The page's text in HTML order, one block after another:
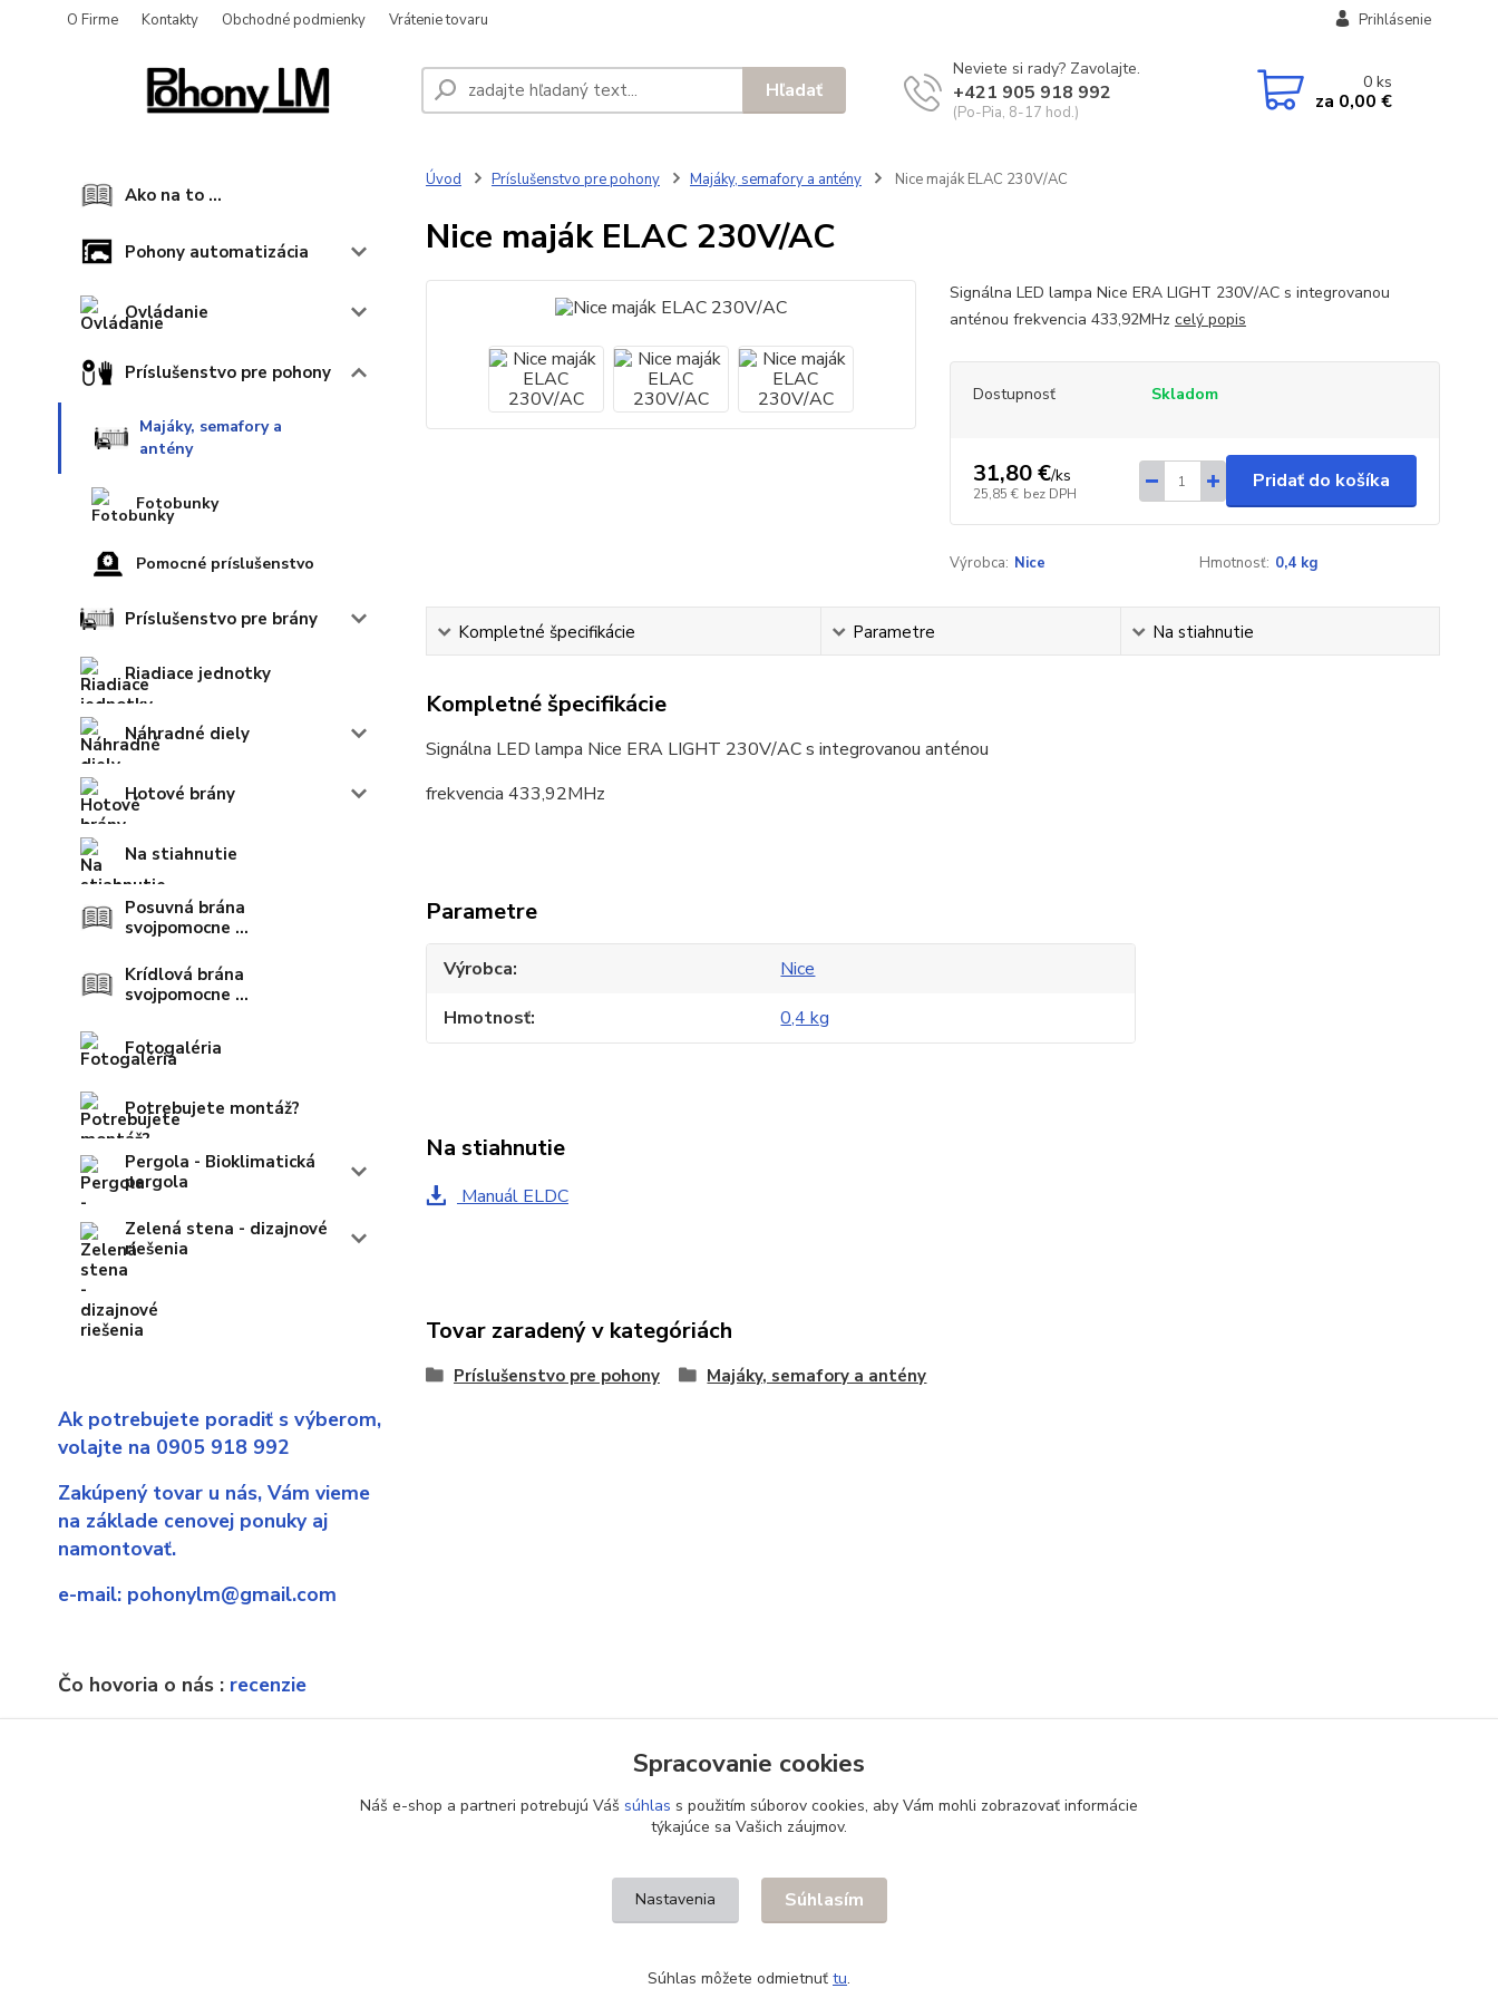
O Firme Kontakty Obchodné podmienky Vrátenie tovaru Prihlásenie
Hľadať
Neviete si rady? Zavolajte.
+421 905 918 992
(Po-Pia, 8-17 hod.)
0ks
za 0,00 €
Ako na to ...
Pohony automatizácia
Ovládanie
Príslušenstvo pre pohony
Majáky, semafory a
antény
Fotobunky
Pomocné príslušenstvo
Príslušenstvo pre brány
Riadiace jednotky
Náhradné diely
Hotové brány
Na stiahnutie
Posuvná brána
svojpomocne ...
Krídlová brána
svojpomocne ...
Fotogaléria
Potrebujete montáž?
Pergola - Bioklimatická
pergola
Zelená stena - dizajnové
riešenia
Ak potrebujete poradiť s výberom,
volajte na 0905 918 992
Zakúpený tovar u nás, Vám vieme
na základe cenovej ponuky aj
namontovať.
e-mail: pohonylm@gmail.com
Čo hovoria o nás : recenzie
Úvod Príslušenstvo pre pohony Majáky, semafory a antény Nice maják ELAC 230V/AC
Nice maják ELAC 230V/AC
Signálna LED lampa Nice ERA LIGHT 230V/AC s integrovanou
anténou frekvencia 433,92MHz celý popis
Dostupnosť Skladom
31,80 €/ks
25,85 € bez DPH
Pridať do košíka
Výrobca: Nice Hmotnosť: 0,4 kg
Kompletné špecifikácie Parametre Na stiahnutie
Kompletné špecifikácie
Signálna LED lampa Nice ERA LIGHT 230V/AC s integrovanou anténou
frekvencia 433,92MHz
Parametre
Výrobca
Nice
Hmotnosť
0,4 kg
Na stiahnutie
Manuál ELDC
Tovar zaradený v kategóriách
Príslušenstvo pre pohony Majáky, semafory a antény
Spracovanie cookies
Náš e-shop a partneri potrebujú Váš súhlas s použitím súborov cookies, aby Vám mohli zobrazovať informácie
týkajúce sa Vašich záujmov.
Nastavenia Súhlasím
Súhlas môžete odmietnuť tu.